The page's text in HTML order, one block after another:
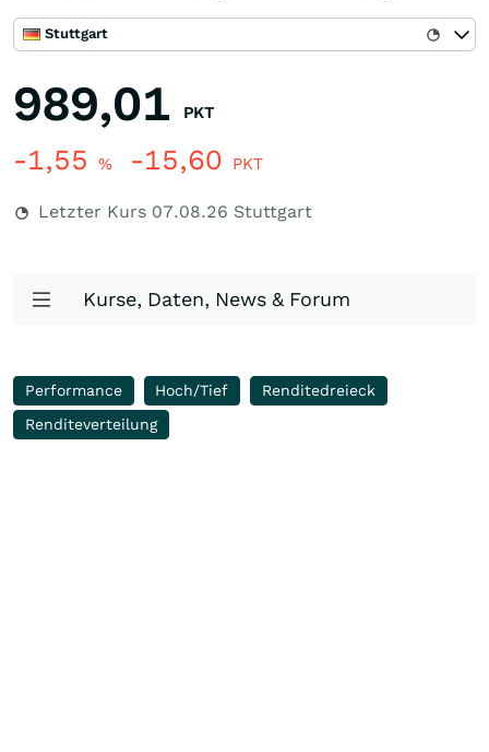
Stuttgart
989,01 PKT
-1,55 % -15,60 PKT
Letzter Kurs 07.08.26 Stuttgart
Kurse, Daten, News & Forum
Performance Hoch/Tief
Renditedreieck
Renditeverteilung